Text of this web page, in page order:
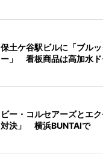
保土ケ谷駅ビルに「ブル
ー」 看板商品は高加水ド
ビー・コルセアーズとエ
対決」 横浜BUNTAIで